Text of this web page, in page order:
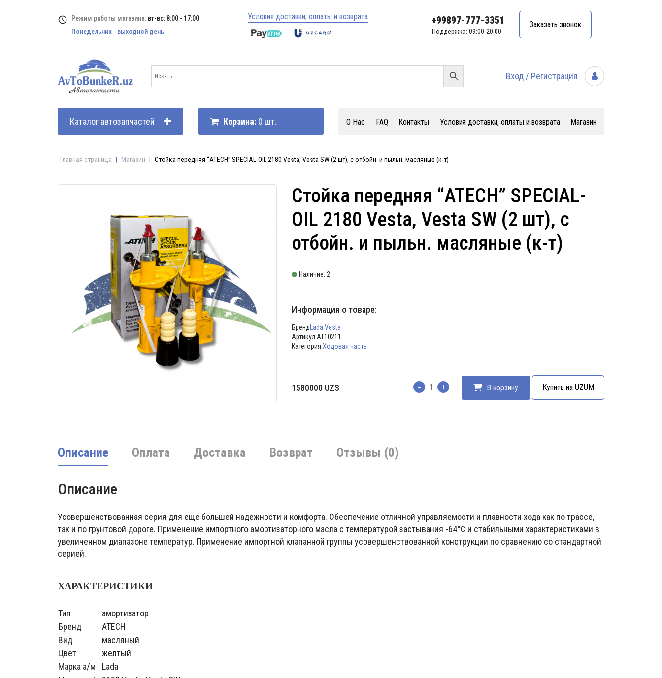
Режим работы магазина: вт-вс: 8:00 - 17:00
Понедельник - выходной день
Условия доставки, оплаты и возврата +99897-777-3351
Поддержка: 09:00-20:00
Заказать звонок
Вход / Регистрация
Каталог автозапчастей Корзина: 0 шт. О Нас FAQ Контакты Условия доставки, оплаты и возврата Магазин
Главная страница Магазин Стойка передняя “ATECH” SPECIAL-OIL 2180 Vesta, Vesta SW (2 шт), с отбойн. и пыльн. масляные (к-т)
Стойка передняя “ATECH” SPECIAL-
OIL 2180 Vesta, Vesta SW (2 шт), с
отбойн. и пыльн. масляные (к-т)
Наличие: 2
Информация о товаре:
Бренд Lada Vesta
Артикул:AT10211
Категория:Ходовая часть
1580000 UZS Количество В корзину Купить на UZUM
Описание Оплата Доставка Возврат Отзывы (0)
Описание
Усовершенствованная серия для еще большей надежности и комфорта. Обеспечение отличной управляемости и плавности хода как по трассе,
так и по грунтовой дороге. Применение импортного амортизаторного масла с температурой застывания -64°C и стабильными характеристиками в
увеличенном диапазоне температур. Применение импортной клапанной группы усовершенствованной конструкции по сравнению со стандартной
серией.
ХАРАКТЕРИСТИКИ
Тип
амортизатор
Бренд
ATECH
Вид
масляный
Цвет
желтый
Марка а/м
Lada